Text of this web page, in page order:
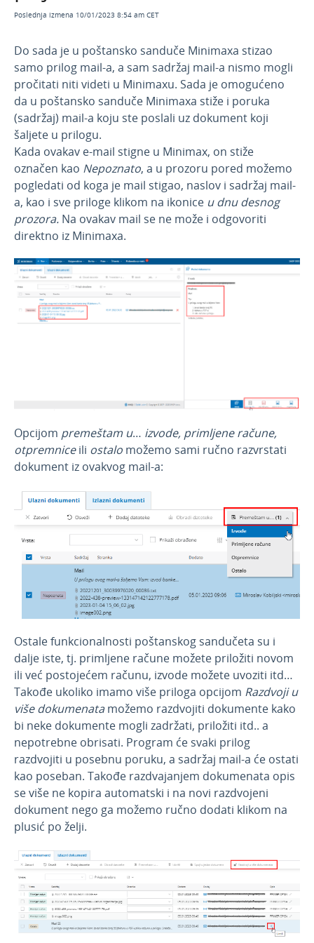
Novembar 2025
Septembar 2025
Jul 2025
Jun 2025
April 2025
Mart 2025
Februar 2025
Januar 2025
Novosti 2024
Novosti 2023
Decembar 2023
Novembar 2023
Januar 2023
Elektronska evidencija PDV-a na SEF
Provera da li je stranka korisnik SEF-a i
Dodatna polja na e-fakturi
Napomene uz finansijske izveštaje
Robno u Minimax-u , vrednosna
maloprodaja (SkyPos)
Službena putovanja - unos više relacija
Mogućnost dodavanja priloga na izvodu
banke, kompenzaciji, osnovnom sredstvu i
Izmena prikaza podataka osnovnog sredstva
Pretraga na pregledu i unosu izvoda i
poštansko sanduče u modulu izvoda banke
Produženje važenja subvencije 21v i 21d
ZPDG
Prikaz stranica na prilozima
Ograničenje na tri API poziva u sekundi
Unos tekućeg računa
Unos blagajne
Poštansko sanduče - prijem e-maila
Novosti 2022
Novosti 2021
Novosti 2020
Novosti 2019
Poslednja izmena 10/01/2023 8:54 am CET
Do sada je u poštansko sanduče Minimaxa stizao
samo prilog mail-a, a sam sadržaj mail-a nismo mogli
pročitati niti videti u Minimaxu. Sada je omogućeno
da u poštansko sanduče Minimaxa stiže i poruka
(sadržaj) mail-a koju ste poslali uz dokument koji
šaljete u prilogu.
Kada ovakav e-mail stigne u Minimax, on stiže
označen kao Nepoznato, a u prozoru pored možemo
pogledati od koga je mail stigao, naslov i sadržaj mail-
a, kao i sve priloge klikom na ikonice u dnu desnog
prozora. Na ovakav mail se ne može i odgovoriti
direktno iz Minimaxa.
Opcijom premeštam u… izvode, primljene račune,
otpremniceili ostalo možemo sami ručno razvrstati
dokument iz ovakvog mail-a:
Ostale funkcionalnosti poštanskog sandučeta su i
dalje iste, tj. primljene račune možete priložiti novom
ili već postojećem računu, izvode možete uvoziti itd…
Takođe ukoliko imamo više priloga opcijom Razdvoji u
više dokumenatamožemo razdvojiti dokumente kako
bi neke dokumente mogli zadržati, priložiti itd.. a
nepotrebne obrisati. Program će svaki prilog
razdvojiti u posebnu poruku, a sadržaj mail-a će ostati
kao poseban. Takođe razdvajanjem dokumenata opis
se više ne kopira automatski i na novi razdvojeni
dokument nego ga možemo ručno dodati klikom na
plusić po želji.